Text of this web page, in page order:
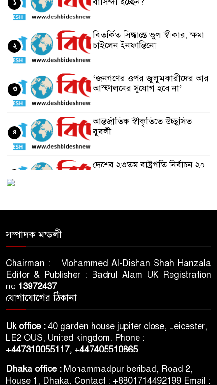
১
বিতর্কিত সিদ্ধান্তে ভুল স্বীকার, ক্ষমা
চাইলেন ইনফান্তিনো
২
‘জনগণের ওপর জুলুমকারীদের আর
আস্ফালনের সুযোগ হবে না’
৩
আন্তর্জাতিক স্বীকৃতিতে উচ্ছ্বসিত
বুবলী
৪
দেশের ২৩তম রাষ্ট্রপতি নির্বাচন ২০
সিলেটে শিশু ফাহিমা হত্যা মামলায়
ডে’ ঘোষণা যুক্তরাষ্ট্রের
৭
৫ দিনের নতুন কর্মসূচি ঘোষণা
জামায়াত জোটের
৯
৪৮ ঘণ্টার মধ্যে ৬ জেলায় নিম্নাঞ্চল
সম্পাদক মন্ডলী
Chairman : Mohammed Al-Dishan Shah Hanzala
Editor & Publisher : Badrul Alam UK Registration
no 13972437
যোগাযোগের ঠিকানা
Uk office : 40 garden house jupiter close, Leicester,
LE2 OUS, United kingdom. Phone :
+447310055117, +447405510865
Dhaka office : Mohammadpur beribad, Road 2,
House 1, Dhaka. Contact : +8801714492199 Email :